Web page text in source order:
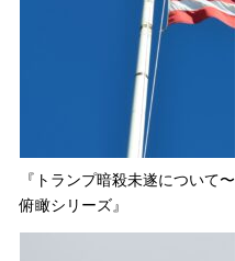
『トランプ暗殺未遂について〜
俯瞰シリーズ』